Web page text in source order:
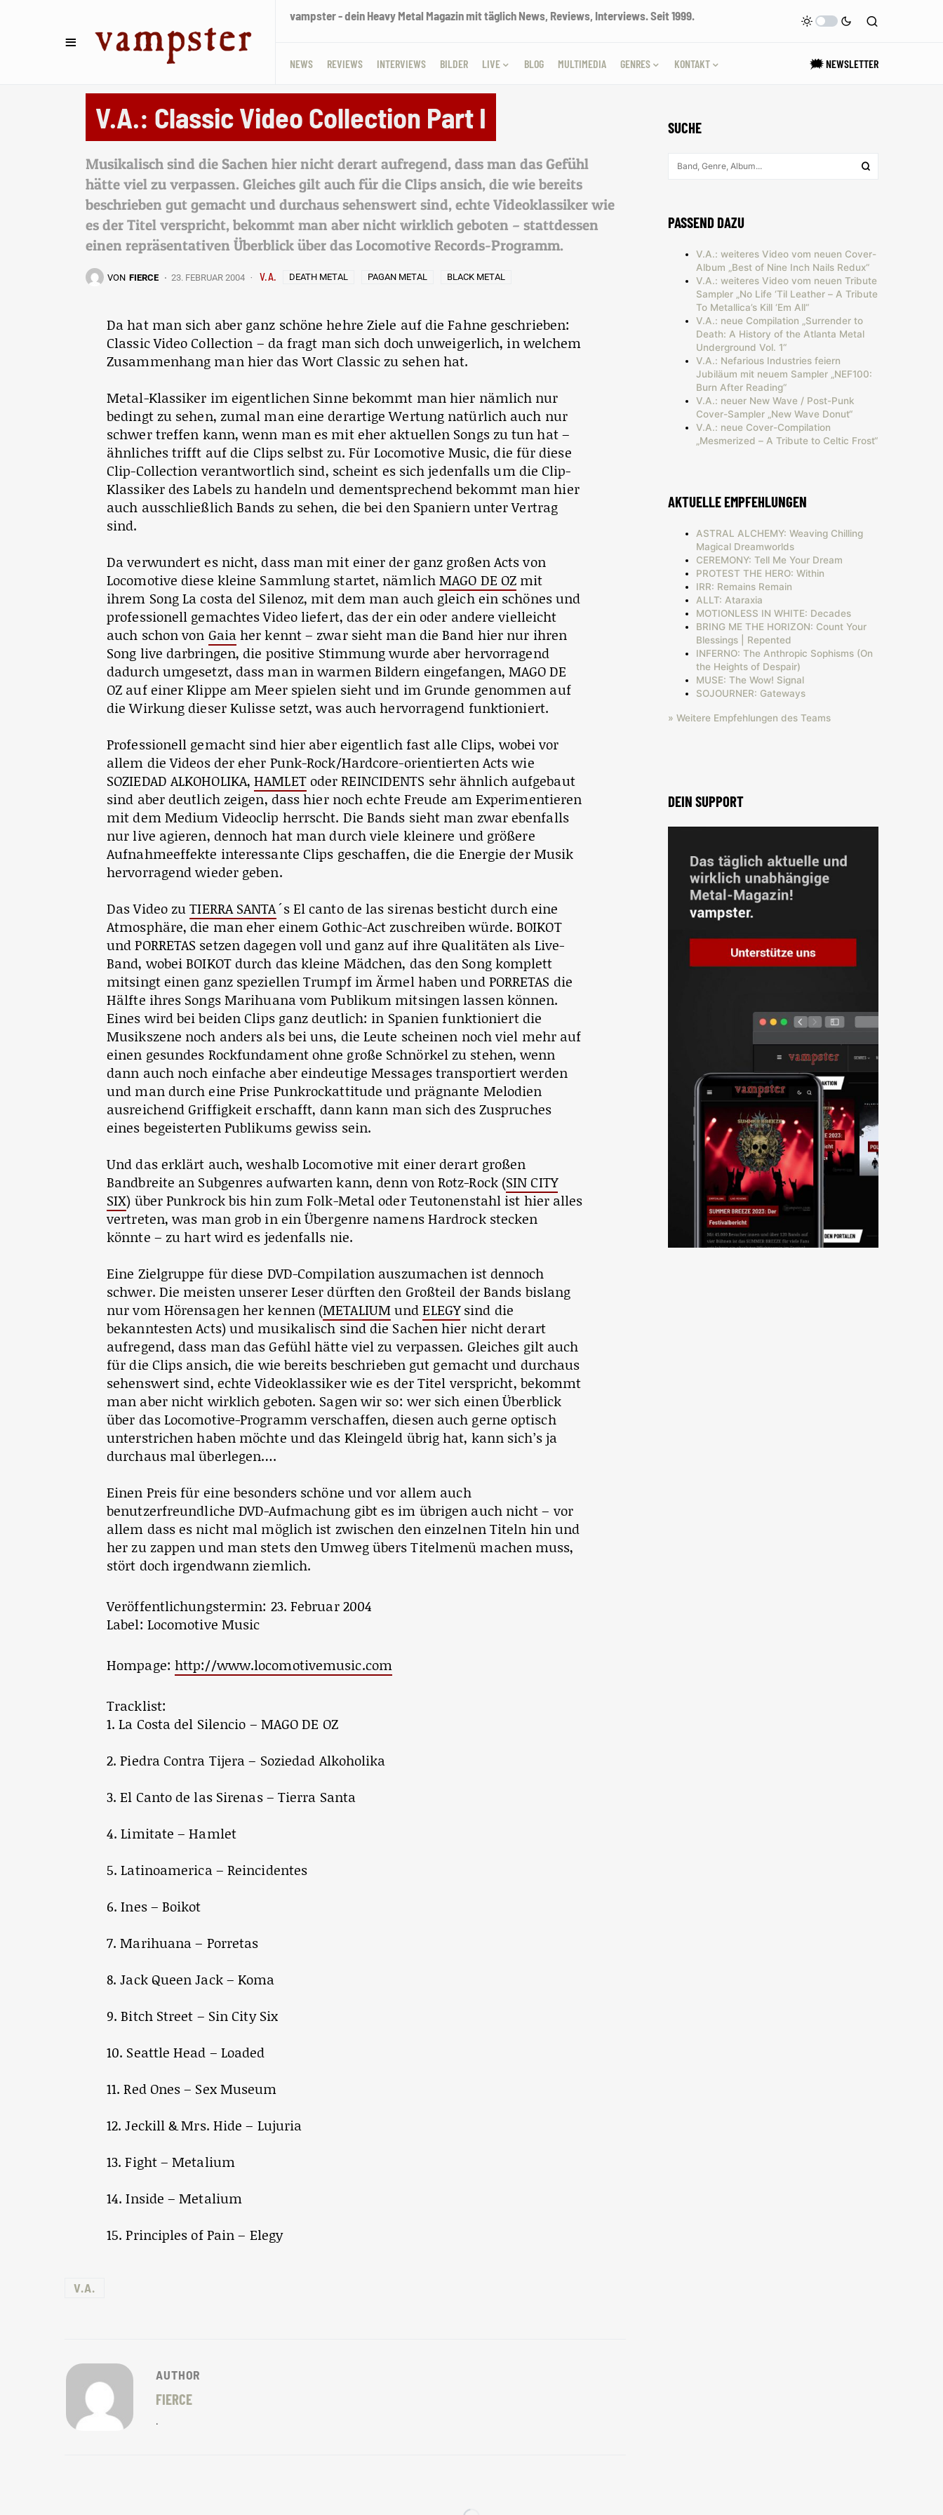
vampster - dein Heavy Metal Magazin mit täglich News, Reviews, Interviews. Seit 1999.
NEWS REVIEWS INTERVIEWS BILDER LIVE BLOG MULTIMEDIA GENRES KONTAKT 🗯 NEWSLETTER
V.A.: Classic Video Collection Part I
Musikalisch sind die Sachen hier nicht derart aufregend, dass man das Gefühl
hätte viel zu verpassen. Gleiches gilt auch für die Clips ansich, die wie bereits
beschrieben gut gemacht und durchaus sehenswert sind, echte Videoklassiker wie
es der Titel verspricht, bekommt man aber nicht wirklich geboten – stattdessen
einen repräsentativen Überblick über das Locomotive Records-Programm.
VON FIERCE 23. FEBRUAR 2004 V.A. DEATH METAL PAGAN METAL BLACK METAL
Da hat man sich aber ganz schöne hehre Ziele auf die Fahne geschrieben:
Classic Video Collection – da fragt man sich doch unweigerlich, in welchem
Zusammenhang man hier das Wort Classic zu sehen hat.
Metal-Klassiker im eigentlichen Sinne bekommt man hier nämlich nur
bedingt zu sehen, zumal man eine derartige Wertung natürlich auch nur
schwer treffen kann, wenn man es mit eher aktuellen Songs zu tun hat –
ähnliches trifft auf die Clips selbst zu. Für Locomotive Music, die für diese
Clip-Collection verantwortlich sind, scheint es sich jedenfalls um die Clip-
Klassiker des Labels zu handeln und dementsprechend bekommt man hier
auch ausschließlich Bands zu sehen, die bei den Spaniern unter Vertrag
sind.
Da verwundert es nicht, dass man mit einer der ganz großen Acts von
Locomotive diese kleine Sammlung startet, nämlichMAGO DE OZ mit
ihrem Song La costa del Silenoz, mit dem man auch gleich ein schönes und
professionell gemachtes Video liefert, das der ein oder andere vielleicht
auch schon von Gaiaher kennt – zwar sieht man die Band hier nur ihren
Song live darbringen, die positive Stimmung wurde aber hervorragend
dadurch umgesetzt, dass man in warmen Bildern eingefangen, MAGO DE
OZ auf einer Klippe am Meer spielen sieht und im Grunde genommen auf
die Wirkung dieser Kulisse setzt, was auch hervorragend funktioniert.
Professionell gemacht sind hier aber eigentlich fast alle Clips, wobei vor
allem die Videos der eher Punk-Rock/Hardcore-orientierten Acts wie
SOZIEDAD ALKOHOLIKA,HAMLEToder REINCIDENTS sehr ähnlich aufgebaut
sind aber deutlich zeigen, dass hier noch echte Freude am Experimentieren
mit dem Medium Videoclip herrscht. Die Bands sieht man zwar ebenfalls
nur live agieren, dennoch hat man durch viele kleinere und größere
Aufnahmeeffekte interessante Clips geschaffen, die die Energie der Musik
hervorragend wieder geben.
Das Video zuTIERRA SANTA´s El canto de las sirenas besticht durch eine
Atmosphäre, die man eher einem Gothic-Act zuschreiben würde. BOIKOT
und PORRETAS setzen dagegen voll und ganz auf ihre Qualitäten als Live-
Band, wobei BOIKOT durch das kleine Mädchen, das den Song komplett
mitsingt einen ganz speziellen Trumpf im Ärmel haben und PORRETAS die
Hälfte ihres Songs Marihuana vom Publikum mitsingen lassen können.
Eines wird bei beiden Clips ganz deutlich: in Spanien funktioniert die
Musikszene noch anders als bei uns, die Leute scheinen noch viel mehr auf
einen gesundes Rockfundament ohne große Schnörkel zu stehen, wenn
dann auch noch einfache aber eindeutige Messages transportiert werden
und man durch eine Prise Punkrockattitude und prägnante Melodien
ausreichend Griffigkeit erschafft, dann kann man sich des Zuspruches
eines begeisterten Publikums gewiss sein.
Und das erklärt auch, weshalb Locomotive mit einer derart großen
Bandbreite an Subgenres aufwarten kann, denn von Rotz-Rock (SIN CITY
SIX) über Punkrock bis hin zum Folk-Metal oder Teutonenstahl ist hier alles
vertreten, was man grob in ein Übergenre namens Hardrock stecken
könnte – zu hart wird es jedenfalls nie.
Eine Zielgruppe für diese DVD-Compilation auszumachen ist dennoch
schwer. Die meisten unserer Leser dürften den Großteil der Bands bislang
nur vom Hörensagen her kennen (METALIUM undELEGYsind die
bekanntesten Acts) und musikalisch sind die Sachen hier nicht derart
aufregend, dass man das Gefühl hätte viel zu verpassen. Gleiches gilt auch
für die Clips ansich, die wie bereits beschrieben gut gemacht und durchaus
sehenswert sind, echte Videoklassiker wie es der Titel verspricht, bekommt
man aber nicht wirklich geboten. Sagen wir so: wer sich einen Überblick
über das Locomotive-Programm verschaffen, diesen auch gerne optisch
unterstrichen haben möchte und das Kleingeld übrig hat, kann sich’s ja
durchaus mal überlegen….
Einen Preis für eine besonders schöne und vor allem auch
benutzerfreundliche DVD-Aufmachung gibt es im übrigen auch nicht – vor
allem dass es nicht mal möglich ist zwischen den einzelnen Titeln hin und
her zu zappen und man stets den Umweg übers Titelmenü machen muss,
stört doch irgendwann ziemlich.
Veröffentlichungstermin: 23. Februar 2004
Label: Locomotive Music
Hompage: http://www.locomotivemusic.com
Tracklist:
1. La Costa del Silencio – MAGO DE OZ
2. Piedra Contra Tijera – Soziedad Alkoholika
3. El Canto de las Sirenas – Tierra Santa
4. Limitate – Hamlet
5. Latinoamerica – Reincidentes
6. Ines – Boikot
7. Marihuana – Porretas
8. Jack Queen Jack – Koma
9. Bitch Street – Sin City Six
10. Seattle Head – Loaded
11. Red Ones – Sex Museum
12. Jeckill & Mrs. Hide – Lujuria
13. Fight – Metalium
14. Inside – Metalium
15. Principles of Pain – Elegy
V.A.
AUTHOR
FIERCE
.
SUCHE
PASSEND DAZU
V.A.: weiteres Video vom neuen Cover-
Album „Best of Nine Inch Nails Redux“
V.A.: weiteres Video vom neuen Tribute
Sampler „No Life ‘Til Leather – A Tribute
To Metallica’s Kill ‘Em All“
V.A.: neue Compilation „Surrender to
Death: A History of the Atlanta Metal
Underground Vol. 1“
V.A.: Nefarious Industries feiern
Jubiläum mit neuem Sampler „NEF100:
Burn After Reading“
V.A.: neuer New Wave / Post-Punk
Cover-Sampler „New Wave Donut“
V.A.: neue Cover-Compilation
„Mesmerized – A Tribute to Celtic Frost“
AKTUELLE EMPFEHLUNGEN
ASTRAL ALCHEMY: Weaving Chilling
Magical Dreamworlds
CEREMONY: Tell Me Your Dream
PROTEST THE HERO: Within
IRR: Remains Remain
ALLT: Ataraxia
MOTIONLESS IN WHITE: Decades
BRING ME THE HORIZON: Count Your
Blessings | Repented
INFERNO: The Anthropic Sophisms (On
the Heights of Despair)
MUSE: The Wow! Signal
SOJOURNER: Gateways
» Weitere Empfehlungen des Teams
DEIN SUPPORT